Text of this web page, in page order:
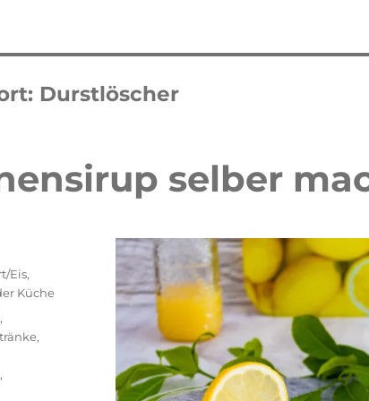
Durstlöscher
selber
Eis,
Küche
,
,
,